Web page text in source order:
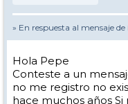
» En respuesta al mensaje de
Hola Pepe
Conteste a un
no me registro no
hace muchos años